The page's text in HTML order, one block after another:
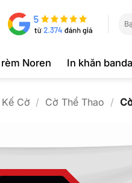
Noren In khăn
Cờ / Cờ Thể Thao /